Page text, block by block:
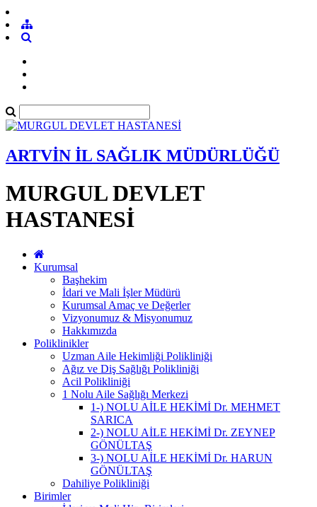
ARTVİN İL SAĞLIK MÜDÜRLÜĞÜ
MURGUL DEVLET
HASTANESİ
Kurumsal
Başhekim
İdari ve Mali İşler Müdürü
Kurumsal Amaç ve Değerler
Vizyonumuz & Misyonumuz
Hakkımızda
Poliklinikler
Uzman Aile Hekimliği Polikliniği
Ağız ve Diş Sağlığı Polikliniği
Acil Polikliniği
1 Nolu Aile Sağlığı Merkezi
1-) NOLU AİLE HEKİMİ Dr. MEHMET
SARICA
2-) NOLU AİLE HEKİMİ Dr. ZEYNEP
GÖNÜLTAŞ
3-) NOLU AİLE HEKİMİ Dr. HARUN
GÖNÜLTAŞ
Dahiliye Polikliniği
Birimler